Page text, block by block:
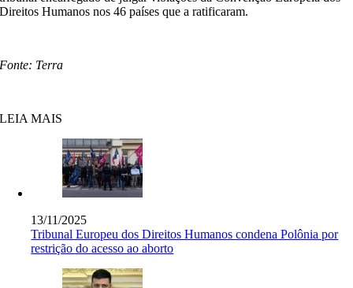
Direitos Humanos nos 46 países que a ratificaram.
Fonte: Terra
LEIA MAIS
13/11/2025
Tribunal Europeu dos Direitos Humanos condena Polônia por
restrição do acesso ao aborto